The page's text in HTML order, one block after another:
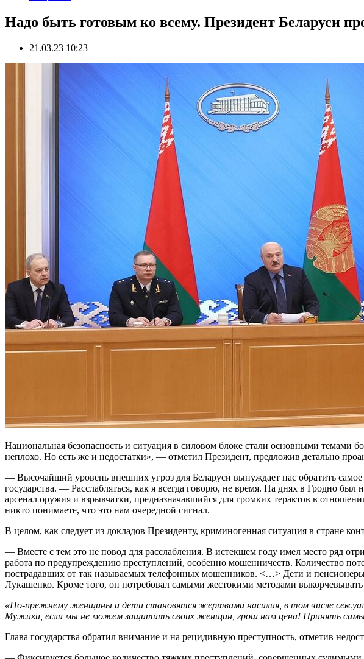
Надо быть готовым ко всему. Президент Беларуси
21.03.23 10:23
Национальная безопасность и ситуация в силовом блоке стали основными
неплохо. Но есть же и недостатки», — отметил Президент, предложив детально
— Высочайший уровень внешних угроз для Беларуси вынуждает нас обратить
государства. — Расслабляться, как я всегда говорю, не время. На днях в Гродно
арсенал оружия и взрывчатки, предназначавшийся для громких терактов в
никто понимаете, что это нам очередной сигнал.
В целом, как следует из докладов Президенту, криминогенная ситуация в стране
— Вместе с тем это не повод для расслабления. В истекшем году имел место ряд
работа по предупреждению преступлений, особенно мошенничеств. Количество
пострадавших от так называемых телефонных мошенников. <…> Дети и
Лукашенко. Кроме того, он потребовал самыми жестокими методами
«По-прежнему женщины и дети становятся жертвами насилия, в том числе
Мужики, если мы не можем защитить своих женщин, грош нам цена! Принять
Глава государства обратил внимание и на рецидивную преступность, отметив